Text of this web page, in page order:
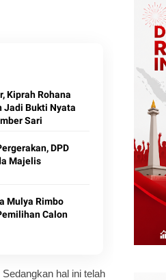
Kiprah Rohana
Jadi Bukti Nyata
Sari
DPD
Majelis
Mulya Rimbo
Calon
hal ini telah